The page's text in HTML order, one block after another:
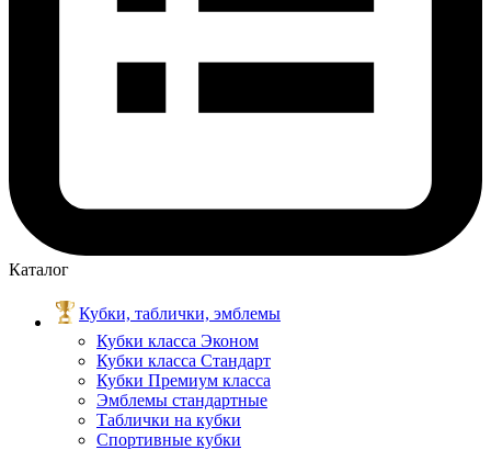
Каталог
Кубки, таблички, эмблемы
Кубки класса Эконом
Кубки класса Стандарт
Кубки Премиум класса
Эмблемы стандартные
Таблички на кубки
Спортивные кубки